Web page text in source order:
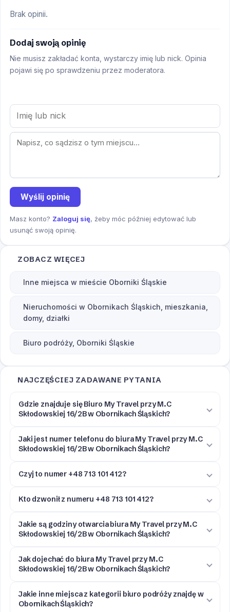
Brak opinii.
Dodaj swoją opinię
Nie musisz zakładać konta, wystarczy imię lub nick. Opinia
pojawi się po sprawdzeniu przez moderatora.
Wyślij opinię
Masz konto? Zaloguj się, żeby móc później edytować lub
usunąć swoją opinię.
ZOBACZ WIĘCEJ
Inne miejsca w mieście Oborniki Śląskie
Nieruchomości w Obornikach Śląskich, mieszkania,
domy, działki
Biuro podróży, Oborniki Śląskie
NAJCZĘŚCIEJ ZADAWANE PYTANIA
Gdzie znajduje się Biuro My Travel przy M.C
Skłodowskiej 16/2B w Obornikach Śląskich?
Jaki jest numer telefonu do biura My Travel przy M.C
Skłodowskiej 16/2B w Obornikach Śląskich?
Czyj to numer +48 713 101 412?
Kto dzwonił z numeru +48 713 101 412?
Jakie są godziny otwarcia biura My Travel przy M.C
Skłodowskiej 16/2B w Obornikach Śląskich?
Jak dojechać do biura My Travel przy M.C
Skłodowskiej 16/2B w Obornikach Śląskich?
Jakie inne miejsca z kategorii biuro podróży znajdę w
Obornikach Śląskich?